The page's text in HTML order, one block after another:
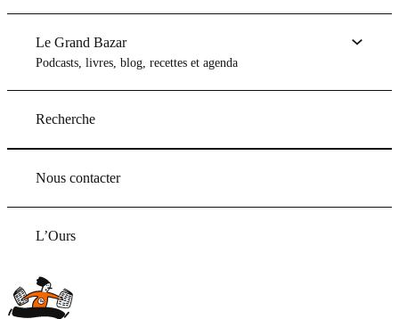
Le Grand Bazar
Podcasts, livres, blog, recettes et agenda
Recherche
Nous contacter
L’Ours